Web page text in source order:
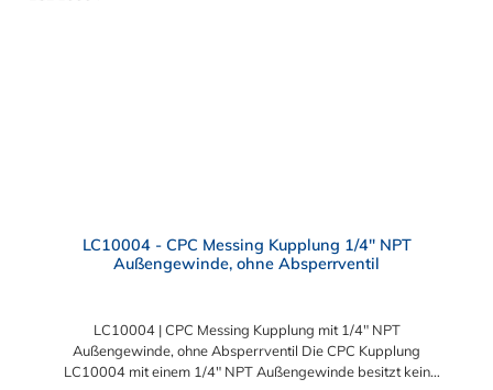
LC10004 - CPC Messing Kupplung 1/4" NPT
Außengewinde, ohne Absperrventil
LC10004 | CPC Messing Kupplung mit 1/4" NPT
Außengewinde, ohne Absperrventil Die CPC Kupplung
LC10004 mit einem 1/4" NPT Außengewinde besitzt kein